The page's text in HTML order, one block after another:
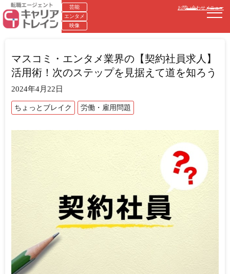
芸能
エンタメ
映像
お問い合わせメニュー
マスコミ・エンタメ業界の【契約社員求人】
活用術！次のステップを見据えて道を知ろう
2024年4月22日
ちょっとブレイク 労働・雇用問題